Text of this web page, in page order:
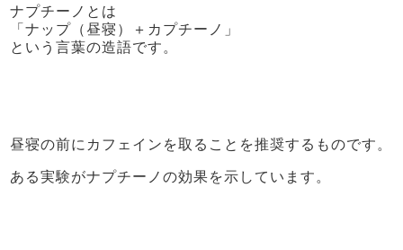
ナプチーノとは
「ナップ（昼寝）＋カプチーノ」
という言葉の造語です。
昼寝の前にカフェインを取ることを推奨するものです。
ある実験がナプチーノの効果を示しています。